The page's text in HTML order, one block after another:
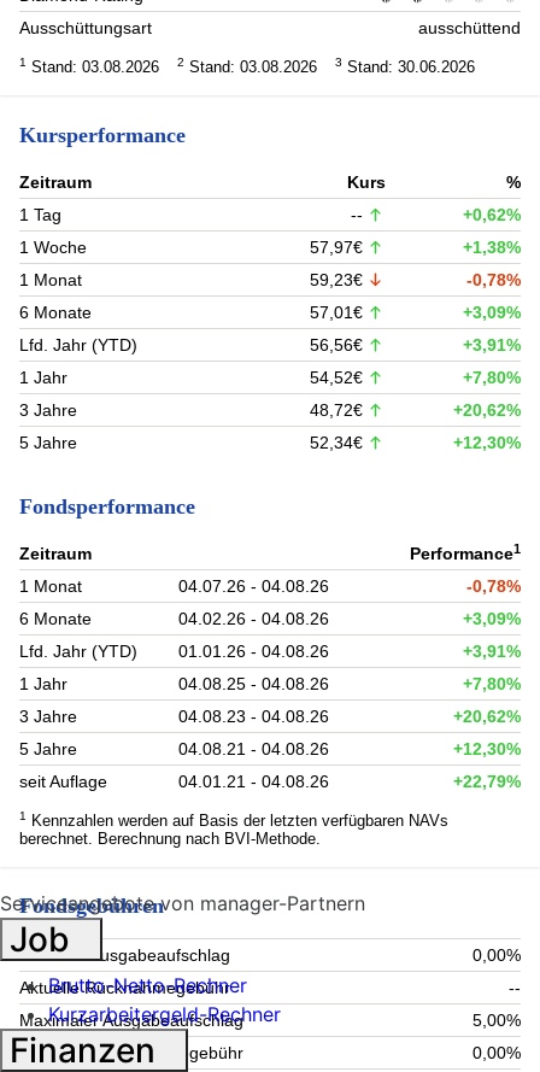
Ausschüttungsart
ausschüttend
1 Stand: 03.08.2026 2 Stand: 03.08.2026 3 Stand: 30.06.2026
Kursperformance
Zeitraum Kurs
%
1 Tag
--
+0,62%
1 Woche
57,97€
+1,38%
1 Monat
59,23€
-0,78%
6 Monate
57,01€
+3,09%
Lfd. Jahr (YTD)
56,56€
+3,91%
1 Jahr
54,52€
+7,80%
3 Jahre
48,72€
+20,62%
5 Jahre
52,34€ +12,30%
Fondsperformance
Zeitraum Performance1
1 Monat 04.07.26 - 04.08.26
-0,78%
6 Monate
04.02.26 - 04.08.26
+3,09%
Lfd. Jahr (YTD)
01.01.26 - 04.08.26
+3,91%
1 Jahr
04.08.25 - 04.08.26
+7,80%
3 Jahre
04.08.23 - 04.08.26
+20,62%
5 Jahre
04.08.21 - 04.08.26
+12,30%
seit Auflage
04.01.21 - 04.08.26 +22,79%
1
Kennzahlen werden auf Basis der letzten verfügbaren NAVs
berechnet. Berechnung nach BVI-Methode.
Fondsgebühren
Aktueller Ausgabeaufschlag
0,00%
Aktuelle Rücknahmegebühr
--
Maximaler Ausgabeaufschlag
5,00%
Maximale Rücknahmegebühr
0,00%
Serviceangebote von manager-Partnern
Job
Brutto-Netto-Rechner
Kurzarbeitergeld-Rechner
Finanzen